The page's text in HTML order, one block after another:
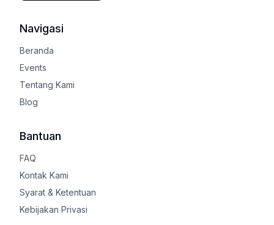
Navigasi
Beranda
Events
Tentang Kami
Blog
Bantuan
FAQ
Kontak Kami
Syarat & Ketentuan
Kebijakan Privasi